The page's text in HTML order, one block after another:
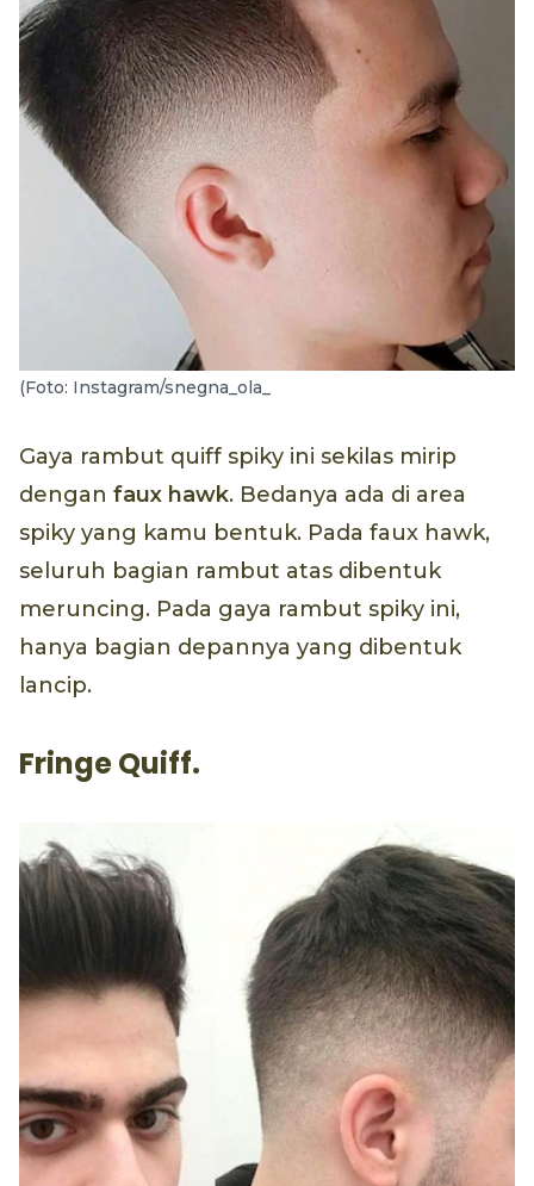
(Foto: Instagram/snegna_ola_
Gaya rambut quiff spiky ini sekilas mirip
dengan faux hawk. Bedanya ada di area
spiky yang kamu bentuk. Pada faux hawk,
seluruh bagian rambut atas dibentuk
meruncing. Pada gaya rambut spiky ini,
hanya bagian depannya yang dibentuk
lancip.
Fringe Quiff.